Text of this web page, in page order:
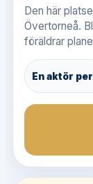
Den här
Övertorneå.
föräldrar
En aktör